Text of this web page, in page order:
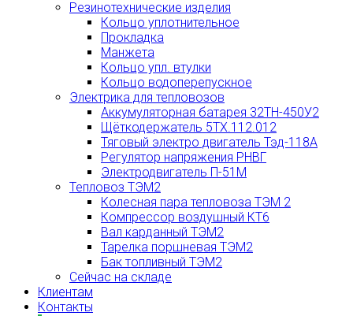
Резинотехнические изделия
Кольцо уплотнительное
Прокладка
Манжета
Кольцо упл. втулки
Кольцо водоперепускное
Электрика для тепловозов
Аккумуляторная батарея 32ТН-450У2
Щёткодержатель 5ТХ.112.012
Тяговый электро двигатель Тэд-118А
Регулятор напряжения РНВГ
Электродвигатель П-51М
Тепловоз ТЭМ2
Колесная пара тепловоза ТЭМ 2
Компрессор воздушный КТ6
Вал карданный ТЭМ2
Тарелка поршневая ТЭМ2
Бак топливный ТЭМ2
Сейчас на складе
Клиентам
Контакты